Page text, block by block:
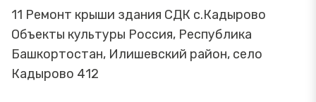
11 Ремонт крыши здания СДК с.Кадырово
Объекты культуры Россия, Республика
Башкортостан, Илишевский район, село
Кадырово 412